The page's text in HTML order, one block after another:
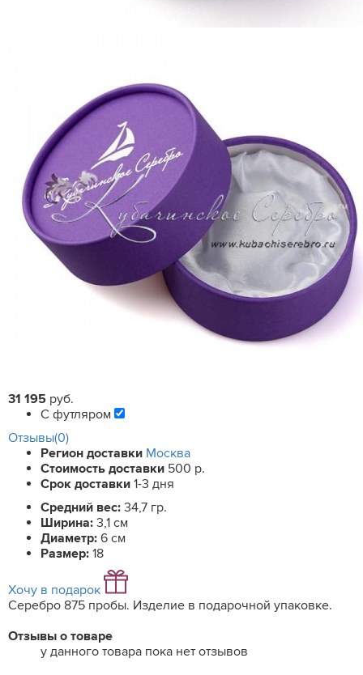
31 195 руб.
С футляром
Отзывы(0)
Регион доставки Москва
Стоимость доставки 500 р.
Срок доставки 1-3 дня
Средний вес: 34,7 гр.
Ширина: 3,1 см
Диаметр: 6 см
Размер: 18
Хочу в подарок
Серебро 875 пробы. Изделие в подарочной упаковке.
Отзывы о товаре
у данного товара пока нет отзывов